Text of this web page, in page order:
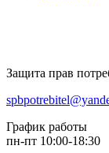
Защита прав
График работы
пн-пт 10:00-18:30